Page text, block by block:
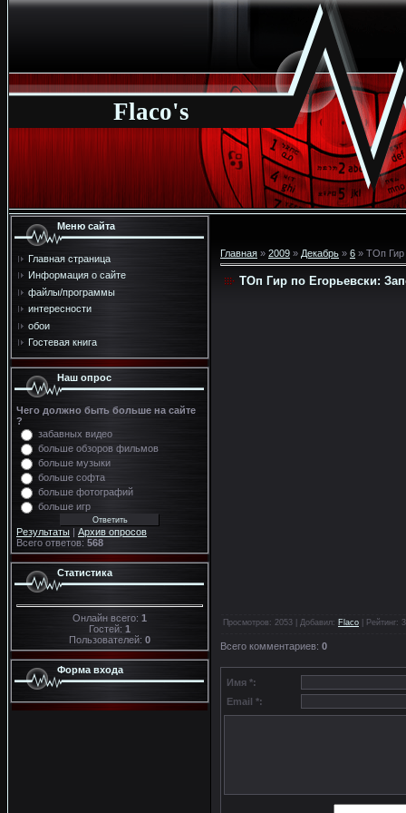
Flaco's
Меню сайта
Главная страница
Информация о сайте
файлы/программы
интересности
обои
Гостевая книга
Наш опрос
Чего должно быть больше на сайте
?
забавных видео
больше обзоров фильмов
больше музыки
больше софта
больше фотографий
больше игр
Результаты | Архив опросов
Всего ответов: 568
Статистика
Онлайн всего: 1
Гостей: 1
Пользователей: 0
Форма входа
Главная » 2009 » Декабрь » 6 » ТОп Гир
ТОп Гир по Егорьевски:
Просмотров : 2053 | Добавил: Flaco Рейтинг:
Всего комментариев: 0
Имя *:
Email *: